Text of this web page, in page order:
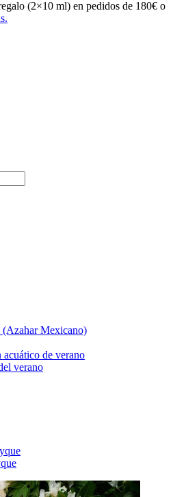
(2×10 ml) en pedidos de 180€ o
(Azahar Mexicano)
acuático de verano
verano